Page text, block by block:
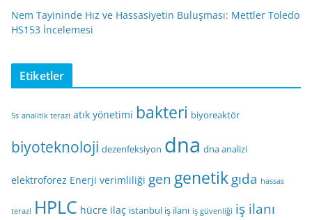
Nem Tayininde Hız ve Hassasiyetin Buluşması: Mettler Toledo
HS153 İncelemesi
Etiketler
5s analitik terazi atık yönetimi bakteri biyoreaktör
biyoteknoloji dezenfeksiyon dna dna analizi
elektroforez Enerji verimliliği gen genetikgıda hassas
terazi HPLC hücre ilaç istanbul iş ilanı iş güvenliği iş ilanı